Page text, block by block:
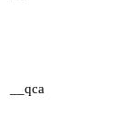
__qca